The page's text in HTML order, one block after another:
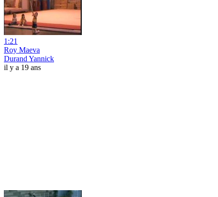
1:21
Roy Maeva
Durand Yannick
il y a 19 ans